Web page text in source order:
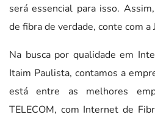
será essencial para isso.
de fibra de verdade, conte com a
Na busca por qualidade em
Itaim Paulista, contamos a
está entre as melhores
TELECOM, com Internet de